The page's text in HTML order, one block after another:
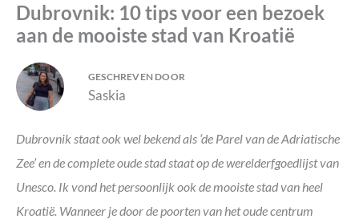
Dubrovnik: 10 tips voor een bezoek
aan de mooiste stad van Kroatië
Dubrovnik staat ook wel bekend als ‘de Parel van de Adriatische
Zee’ en de complete oude stad staat op de werelderfgoedlijst van
Unesco. Ik vond het persoonlijk ook de mooiste stad van heel
Kroatië. Wanneer je door de poorten van het oude centrum
GESCHREVEN DOOR
Saskia